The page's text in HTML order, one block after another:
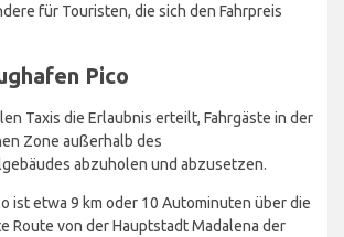
für Touristen, die sich den Fahrpreis
Pico
Taxis die Erlaubnis erteilt, Fahrgäste in der
Zone außerhalb des
abzuholen und abzusetzen.
ist etwa 9 km oder 10 Autominuten über die
Route von der Hauptstadt Madalena der